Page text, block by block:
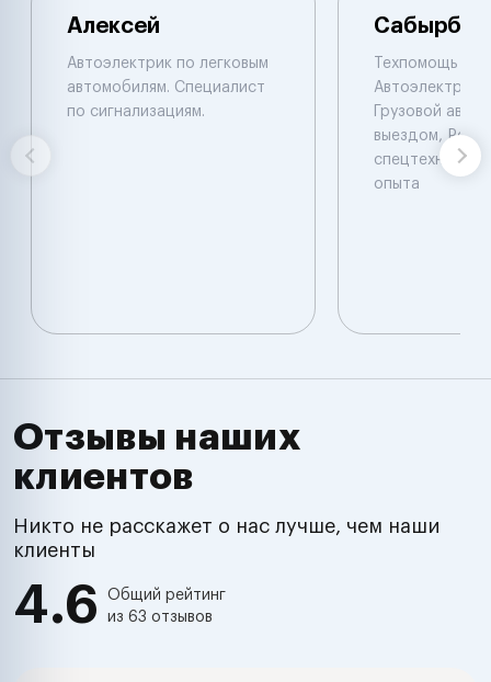
Алексей
Автоэлектрик по легковым
автомобилям. Специалист
по сигнализациям.
Сабырбек
Техпомощь на
Автоэлектрик
Грузовой
выездом,
спецтехники
опыта
Отзывы наших
клиентов
Никто не расскажет о нас лучше, чем наши
клиенты
4.6
Общий рейтинг
из 63 отзывов